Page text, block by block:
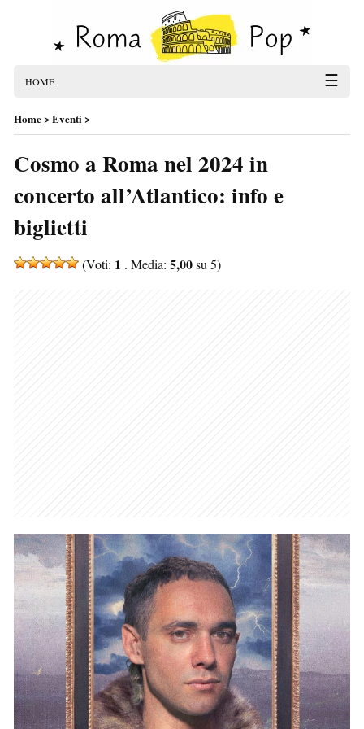
HOME ☰
Home>Eventi>
Cosmo a Roma nel 2024 in
concerto all’Atlantico: info e
biglietti
(Voti: 1 . Media: 5,00su 5)